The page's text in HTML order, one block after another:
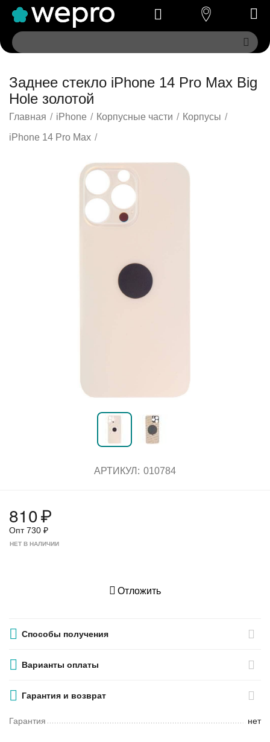
Заднее стекло iPhone 14 Pro Max Big
Hole золотой
Главная / iPhone / Корпусные части / Корпусы /
iPhone 14 Pro Max /
АРТИКУЛ: 010784
810₽
Опт730 ₽
НЕТ В НАЛИЧИИ
Отложить
Способы получения
Варианты оплаты
Гарантия и возврат
Гарантия нет